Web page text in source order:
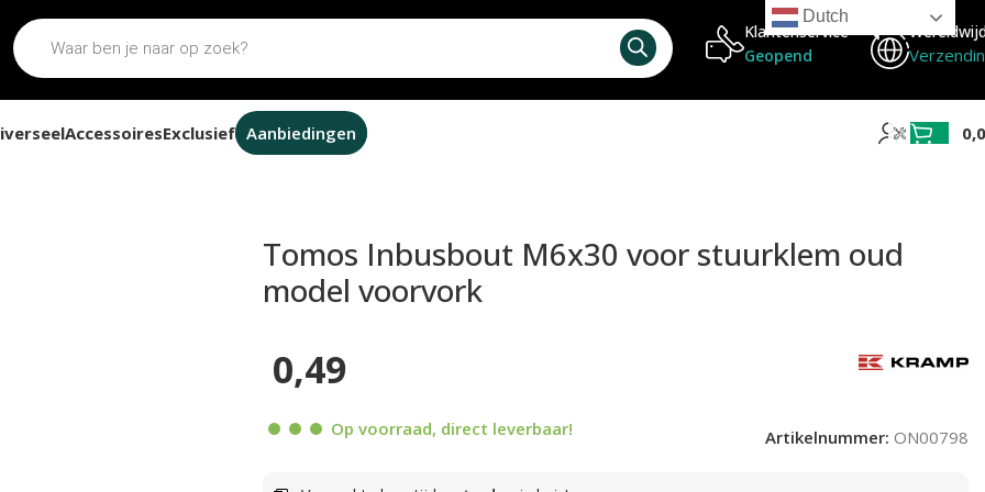
Klantenservice
Geopend
AccessoiresExclusief Aanbiedingen
M6x30 voor stuurklem oud model voorvork
Tomos Inbusbout M6x30 voor stuurklem oud
model voorvork
0,49
Op voorraad, direct leverbaar! Artikelnummer: ON00798
Dutch